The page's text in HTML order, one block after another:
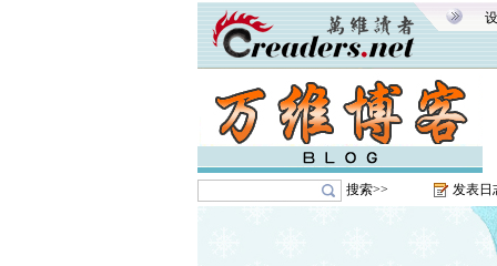
搜索>> 发表日